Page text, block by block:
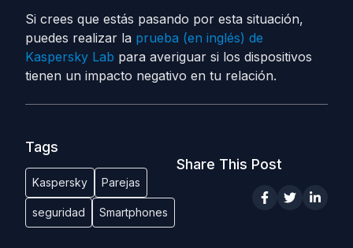
Si crees que estás pasando por esta situación,
puedes realizar la prueba (en inglés) de
Kaspersky Lab para averiguar si los dispositivos
tienen un impacto negativo en tu relación.
Tags
Kaspersky Parejas
seguridad Smartphones
Share This Post